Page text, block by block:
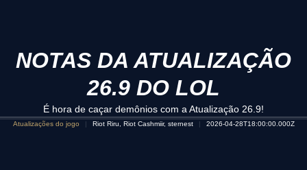
NOTAS DA ATUALIZAÇÃO
26.9 DO LOL
É hora de caçar demônios com a Atualização 26.9!
Atualizações do jogo Riot Riru, Riot Cashmiir, sternest 2026-04-28T18:00:00.000Z